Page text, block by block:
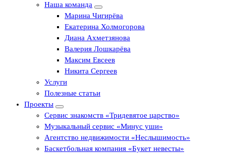
Наша команда
Марина Чигирёва
Екатерина Холмогорова
Диана Ахметзянова
Валерия Лошкарёва
Максим Евсеев
Никита Сергеев
Услуги
Полезные статьи
Проекты
Сервис знакомств «Тридевятое царство»
Музыкальный сервис «Минус уши»
Агентство недвижимости «Неслышимость»
Баскетбольная компания «Букет невесты»